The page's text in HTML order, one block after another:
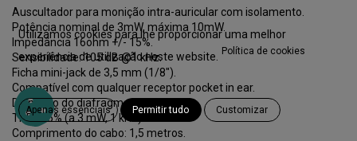
Auscultador para monição intra-auricular com isolamento.
Potência nominal de 3mW, máxima 10mW.
Impedância 16ohm +/- 15%.
Sensibilidade: 105 dB @1 kHz.
Ficha mini-jack de 3,5 mm (1/8").
Compatível com qualquer receptor pocket in ear.
Diâmetro do diafragma: 10mm.
THD: < 5% (a 3 mW, 1 kHz).
Comprimento do cabo: 1,5 metros.
Utilizamos cookies para lhe proporcionar uma melhor
experiência de utilização neste website.
Política de cookies
Apenas essenciais Permitir tudo Customizar